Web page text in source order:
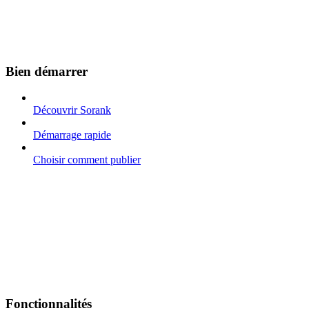
Bien démarrer
Découvrir Sorank
Démarrage rapide
Choisir comment publier
Fonctionnalités